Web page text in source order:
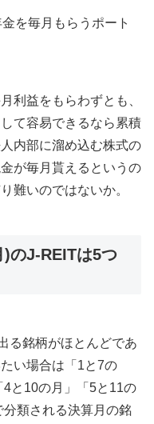
を毎月もらうポート
利益をもらわずとも、
て容易できるなら累積
内部に溜め込む株式の
が毎月貰えるというの
難いのではないか。
のJ-REITは5つ
る銘柄がほとんどであ
い場合は「1と7の
と10の月」「5と11の
類される決算月の銘